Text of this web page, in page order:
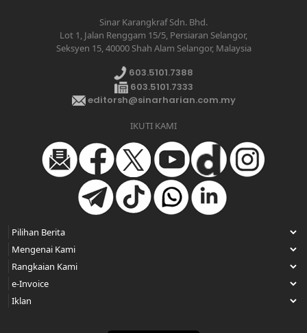
Sinar Karangkraf Sdn. Bhd.
Lot 1, Jalan Renggam 15/5, Persiaran Selangor,
Seksyen 15, 40000 Shah Alam Selangor, Malaysia
603.5101.7388
603.5101.7333
editorsh@sinarharian.com.my
IKUTI KAMI